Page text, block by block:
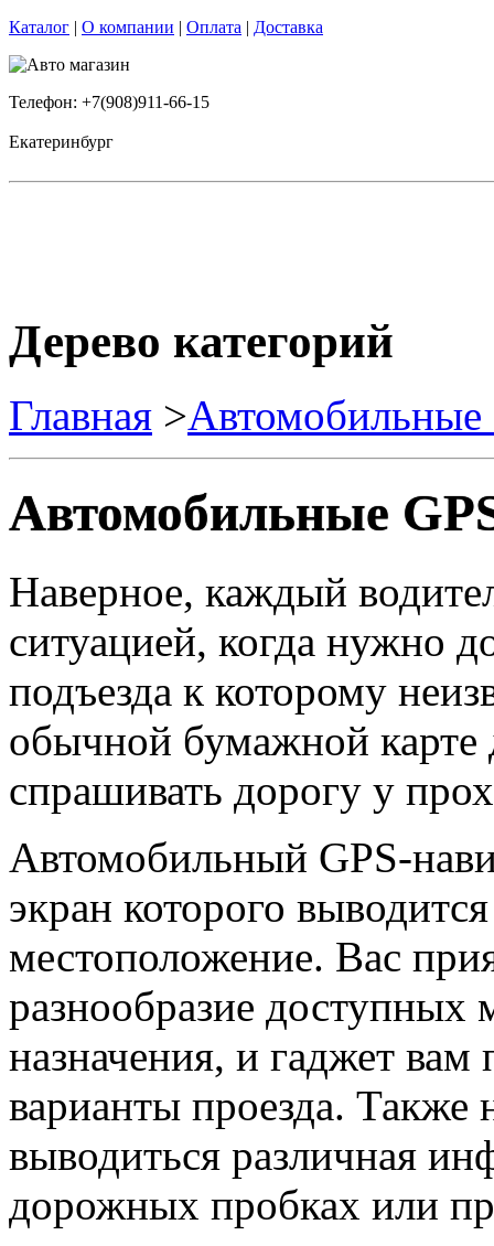
Каталог | О компании | Оплата | Доставка
Телефон: +7(908)911-66-15
Екатеринбург
Дерево категорий
Главная >Автомобильные
Автомобильные
Наверное, каждый
ситуацией, когда нужно
подъезда к которому
обычной бумажной карте
спрашивать дорогу у
Автомобильный GPS-
экран которого
местоположение. Вас
разнообразие доступных
назначения, и гаджет
варианты проезда.
выводиться различная
дорожных пробках или